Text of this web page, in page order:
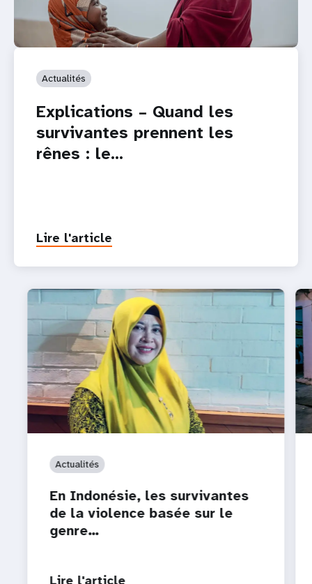
Actualités
Explications – Quand les
survivantes prennent les
rênes : le…
Lire l'article
Actualités
En Indonésie, les survivantes
de la violence basée sur le
genre…
Lire l'article